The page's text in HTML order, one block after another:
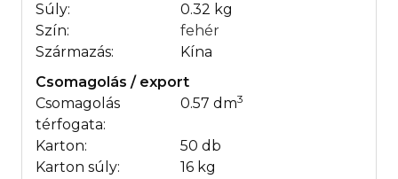
Súly:
0.32 kg
Szín:
fehér
Származás:
Kína
Csomagolás / export
Csomagolás
térfogata:
0.57 dm3
Karton:
50 db
Karton súly:
16 kg